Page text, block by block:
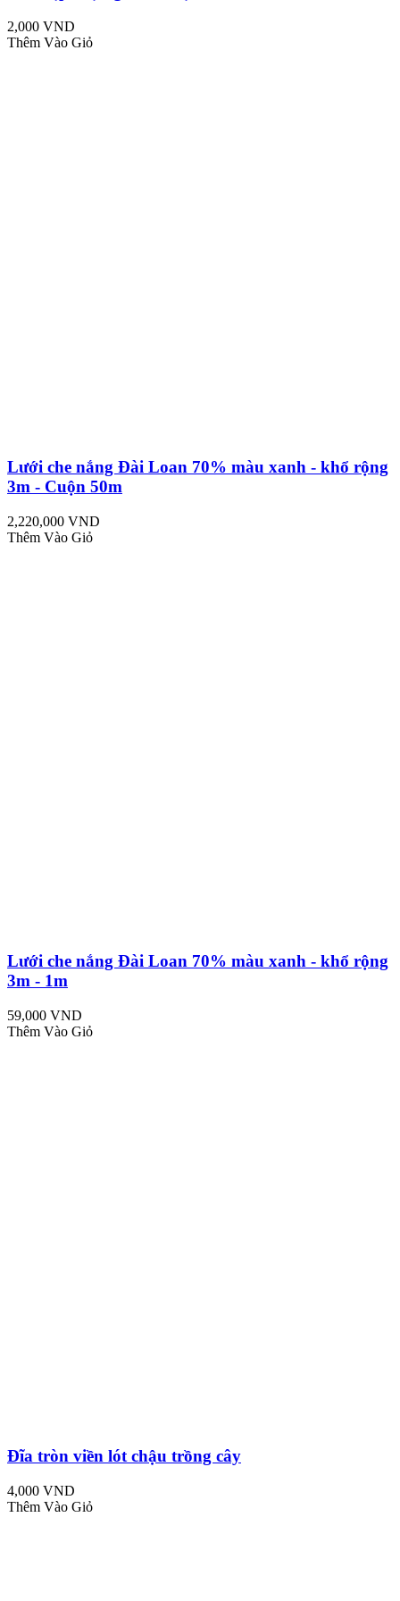
2,000 VND
Thêm Vào Giỏ
Lưới che nắng Đài Loan 70% màu xanh - khổ rộng
3m - Cuộn 50m
2,220,000 VND
Thêm Vào Giỏ
Lưới che nắng Đài Loan 70% màu xanh - khổ rộng
3m - 1m
59,000 VND
Thêm Vào Giỏ
Đĩa tròn viền lót chậu trồng cây
4,000 VND
Thêm Vào Giỏ